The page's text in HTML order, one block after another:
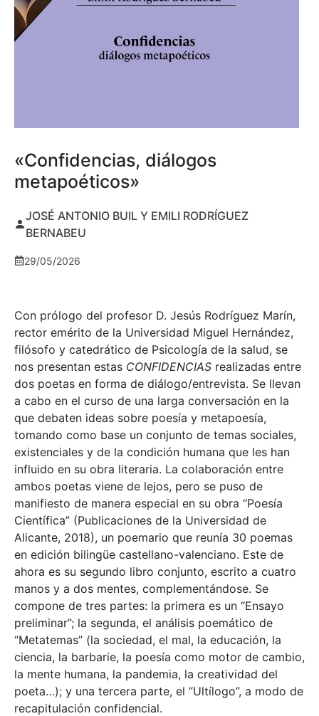
«Confidencias, diálogos
metapoéticos»
JOSÉ ANTONIO BUIL Y EMILI RODRÍGUEZ
BERNABEU
29/05/2026
Con prólogo del profesor D. Jesús Rodríguez Marín,
rector emérito de la Universidad Miguel Hernández,
filósofo y catedrático de Psicología de la salud, se
nos presentan estas CONFIDENCIAS realizadas entre
dos poetas en forma de diálogo/entrevista. Se llevan
a cabo en el curso de una larga conversación en la
que debaten ideas sobre poesía y metapoesía,
tomando como base un conjunto de temas sociales,
existenciales y de la condición humana que les han
influido en su obra literaria. La colaboración entre
ambos poetas viene de lejos, pero se puso de
manifiesto de manera especial en su obra “Poesía
Científica” (Publicaciones de la Universidad de
Alicante, 2018), un poemario que reunía 30 poemas
en edición bilingüe castellano-valenciano. Este de
ahora es su segundo libro conjunto, escrito a cuatro
manos y a dos mentes, complementándose. Se
compone de tres partes: la primera es un “Ensayo
preliminar”; la segunda, el análisis poemático de
“Metatemas” (la sociedad, el mal, la educación, la
ciencia, la barbarie, la poesía como motor de cambio,
la mente humana, la pandemia, la creatividad del
poeta…); y una tercera parte, el “Ultílogo”, a modo de
recapitulación confidencial.